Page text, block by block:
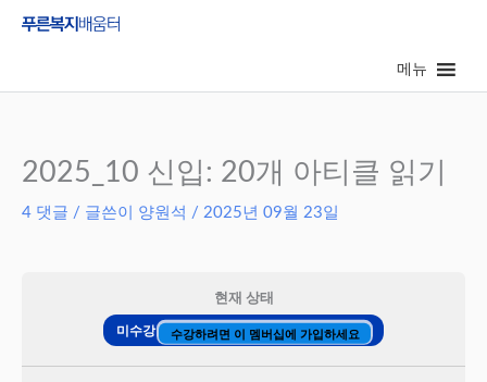
메뉴
2025_10 신입: 20개 아티클 읽기
4 댓글 / 글쓴이 양원석 / 2025년 09월 23일
현재 상태
미수강 수강하려면 이 멤버십에 가입하세요